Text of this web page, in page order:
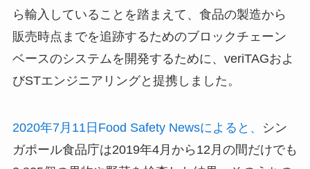
ら輸入していることを踏まえて、食品の製造から
販売時点までを追跡するためのブロックチェーン
ベースのシステムを開発するために、veriTAGおよ
びSTエンジニアリングと提携しました。
2020年7月11日Food Safety Newsによると、
シン
ガポール食品庁は2019年4月から12月の間だけでも